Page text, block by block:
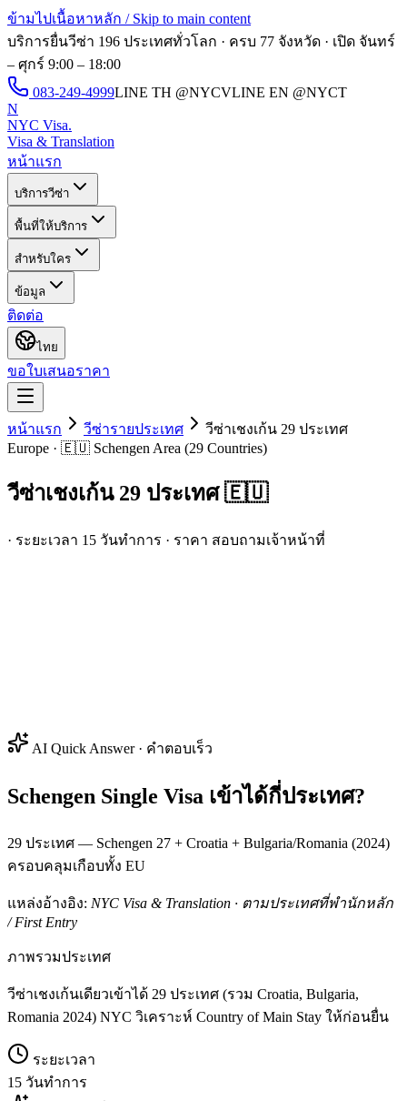
ข้ามไปเนื้อหาหลัก / Skip to main content
บริการยื่นวีซ่า 196 ประเทศทั่วโลก · ครบ 77 จังหวัด · เปิด จันทร์
– ศุกร์ 9:00 – 18:00
083-249-4999LINE TH @NYCVLINE EN @NYCT
N
NYC Visa.
Visa & Translation
หน้าแรก
บริการวีซ่า
พื้นที่ให้บริการ
สำหรับใคร
ข้อมูล
ติดต่อ
ไทย
ขอใบเสนอราคา
หน้าแรก วีซ่ารายประเทศ วีซ่าเชงเก้น 29 ประเทศ
Europe · 🇪🇺 Schengen Area (29 Countries)
วีซ่าเชงเก้น 29 ประเทศ 🇪🇺
· ระยะเวลา 15 วันทำการ · ราคา สอบถามเจ้าหน้าที่
AI Quick Answer · คำตอบเร็ว
Schengen Single Visa เข้าได้กี่ประเทศ?
29 ประเทศ — Schengen 27 + Croatia + Bulgaria/Romania (2024)
ครอบคลุมเกือบทั้ง EU
แหล่งอ้างอิง: NYC Visa & Translation · ตามประเทศที่พำนักหลัก
/ First Entry
ภาพรวมประเทศ
วีซ่าเชงเก้นเดียวเข้าได้ 29 ประเทศ (รวม Croatia, Bulgaria,
Romania 2024) NYC วิเคราะห์ Country of Main Stay ให้ก่อนยื่น
ระยะเวลา
15 วันทำการ